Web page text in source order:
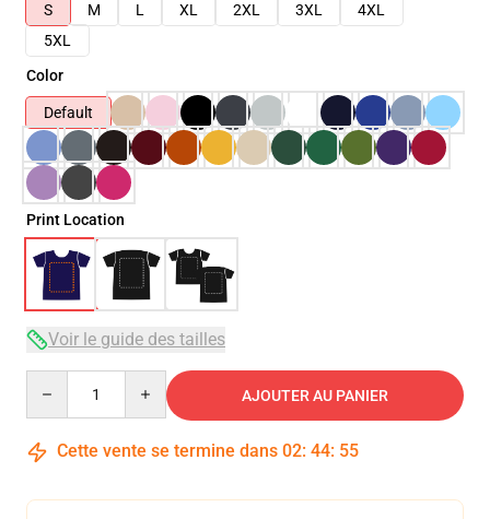
S
M L XL 2XL 3XL
4XL
5XL
Color
Default
Print Location
Voir le guide des tailles
AJOUTER AU PANIER
Cette vente se termine dans 02: 44: 54